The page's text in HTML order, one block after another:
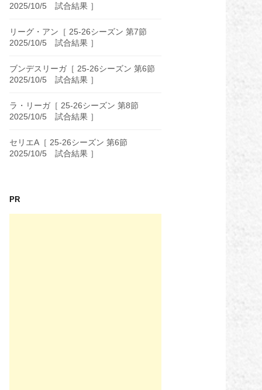
2025/10/5 試合結果 ］
リーグ・アン［ 25-26シーズン 第7節
2025/10/5 試合結果 ］
ブンデスリーガ［ 25-26シーズン 第6節
2025/10/5 試合結果 ］
ラ・リーガ［ 25-26シーズン 第8節
2025/10/5 試合結果 ］
セリエA［ 25-26シーズン 第6節
2025/10/5 試合結果 ］
PR